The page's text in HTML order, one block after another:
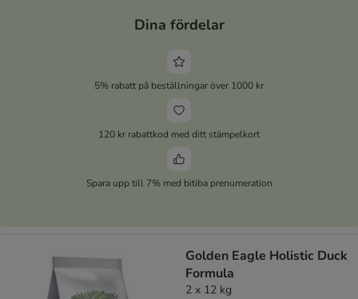
Dina fördelar
5% rabatt på beställningar över 1000 kr
120 kr rabattkod med ditt stämpelkort
Spara upp till 7% med bitiba prenumeration
Golden Eagle Holistic Duck
Formula
2 x 12 kg